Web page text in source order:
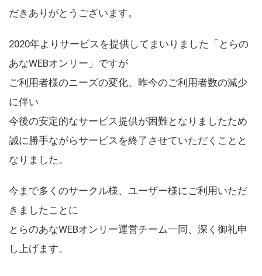
だきありがとうございます。
2020年よりサービスを提供してまいりました「とらの
あなWEBオンリー」ですが
ご利用者様のニーズの変化、昨今のご利用者数の減少
に伴い
今後の安定的なサービス提供が困難となりましたため
誠に勝手ながらサービスを終了させていただくことと
なりました。
今まで多くのサークル様、ユーザー様にご利用いただ
きましたことに
とらのあなWEBオンリー運営チーム一同、深く御礼申
し上げます。